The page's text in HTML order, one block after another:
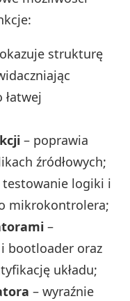
strukturę
łatwej
– poprawia
źródłowych;
logiki i
mikrokontrolera;
–
i bootloader oraz
układu;
– wyraźnie